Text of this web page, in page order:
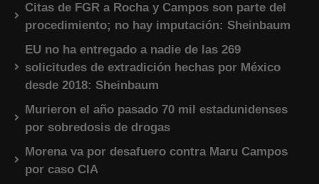
Citas de FGR a Rocha y Campos son parte del
procedimiento; no hay imputación: Sheinbaum
EU no ha entregado a nadie de las 269
solicitudes de extradición hechas por México
desde 2018: Sheinbaum
Murieron el año pasado 70 mil estadunidenses
por sobredosis de drogas
Morena va por desafuero contra Maru Campos
por caso CIA